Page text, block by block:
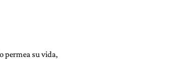
permea su vida,